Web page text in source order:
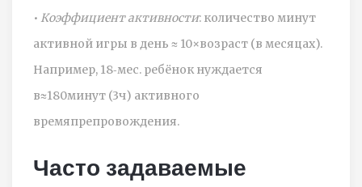
• Коэффициент активности: количество минут
активной игры в день ≈ 10×возраст (в месяцах).
Например, 18‑мес. ребёнок нуждается
в≈180минут (3ч) активного
времяпрепровождения.
Часто задаваемые